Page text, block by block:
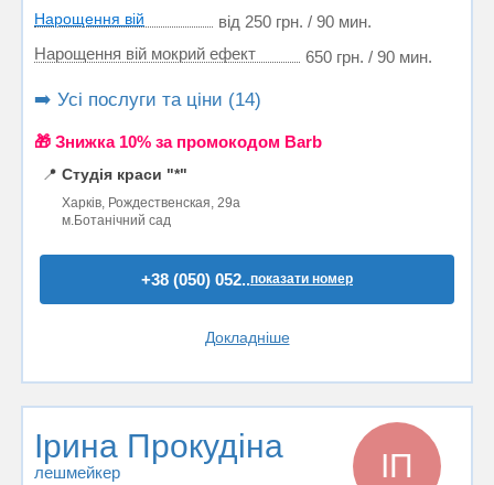
Нарощення вій
від 250 грн. / 90 мин.
Нарощення вій мокрий ефект
650 грн. / 90 мин.
➡️ Усі послуги та ціни (14)
🎁 Знижка 10% за промокодом Barb
📍 Студія краси "*"
Харків, Рождественская, 29а
м.Ботанічний сад
+38 (050) 052..показати номер
Докладніше
Ірина Прокудіна
лешмейкер ІП